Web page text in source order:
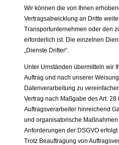
Wir können die von Ihnen
Vertragsabwicklung an Dritte
Transportunternehmen oder den
erforderlich ist. Die einzelnen
„Dienste Dritter“.
Unter Umständen übermitteln wir
Auftrag und nach unserer
Datenverarbeitung zu
Vertrag nach Maßgabe des Art.
Auftragsverarbeiter hinreichend
und organisatorische
Anforderungen der DSGVO
Trotz Beauftragung von